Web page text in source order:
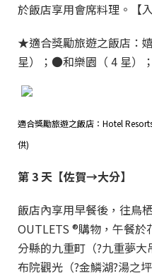
於飯店享用會席料理。【入
★適合獎勵旅遊之飯店：
星）；●和樂園（ 4 星）
適合獎勵旅遊之飯店：Hotel
供)
第 3 天【佐賀→大分】
飯店內享用早餐後，往鳥
OUTLETS ®購物，午餐
分縣的九重町（?九重夢
布院觀光（?金鱗湖?湯之